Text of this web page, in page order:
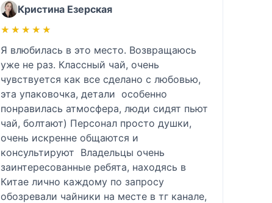
Кристина Езерская
★★★★★
★★★★★
Я влюбилась в это место. Возвращаюсь
уже не раз. Классный чай, очень
чувствуется как все сделано с любовью,
эта упаковочка, детали  особенно
понравилась атмосфера, люди сидят пьют
чай, болтают) Персонал просто душки,
очень искренне общаются и
консультируют  Владельцы очень
заинтересованные ребята, находясь в
Китае лично каждому по запросу
обозревали чайники на месте в тг канале,